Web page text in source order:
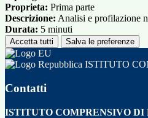
Proprieta: Prima parte
Descrizione: Analisi e profilazione
Durata: 5 minuti
Accetta tutti Salva le preferenze
ISTITUTO
Contatti
ISTITUTO COMPRENSIVO DI